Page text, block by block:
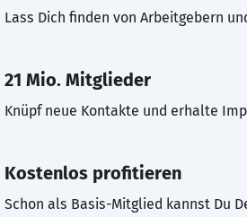
Lass Dich finden von Arbeitgebern
21 Mio. Mitglieder
Knüpf neue Kontakte und erhalte
Kostenlos profitieren
Schon als Basis-Mitglied kannst Du